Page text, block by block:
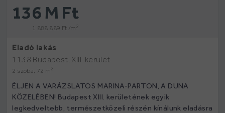
136 M Ft
1 888 889 Ft /m 2
Eladó lakás
1138 Budapest, XIII. kerület
2 szoba, 72 m 2
ÉLJEN A VARÁZSLATOS MARINA-PARTON, A DUNA
KÖZELÉBEN! Budapest XIII. kerületének egyik
legkedveltebb, természetközeli részén kínálunk eladásra